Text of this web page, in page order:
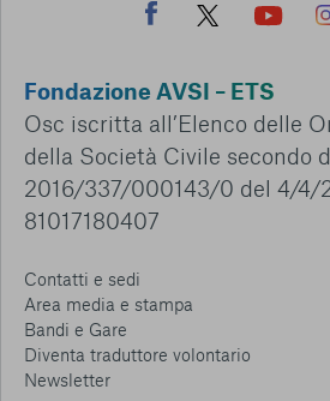
Fondazione AVSI – ETS
Osc iscritta all’Elenco delle
della Società Civile secondo
2016/337/000143/0 del 4/4/
81017180407
Contatti e sedi
Area media e stampa
Bandi e Gare
Diventa traduttore volontario
Newsletter